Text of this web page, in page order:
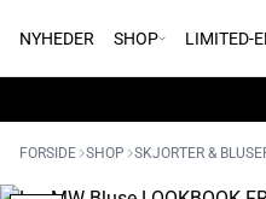
NYHEDER SHOP LIMITED-
FORSIDE SHOP SKJORTER &